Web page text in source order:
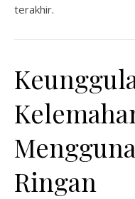
terakhir.
Ringan